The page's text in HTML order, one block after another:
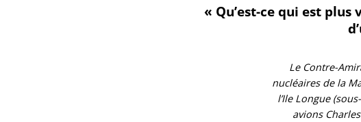
« Qu’est-ce qui est
Le Contre-
nucléaires de la
l’Ile Longue
avions